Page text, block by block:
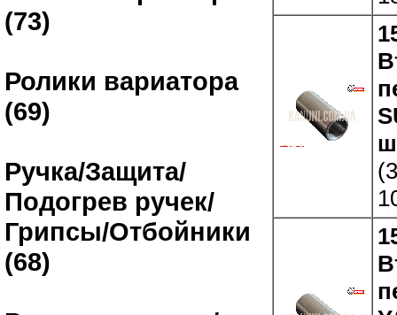
(73)
Ролики вариатора
(69)
Ручка/Защита/
Подогрев ручек/
Грипсы/Отбойники
(68)